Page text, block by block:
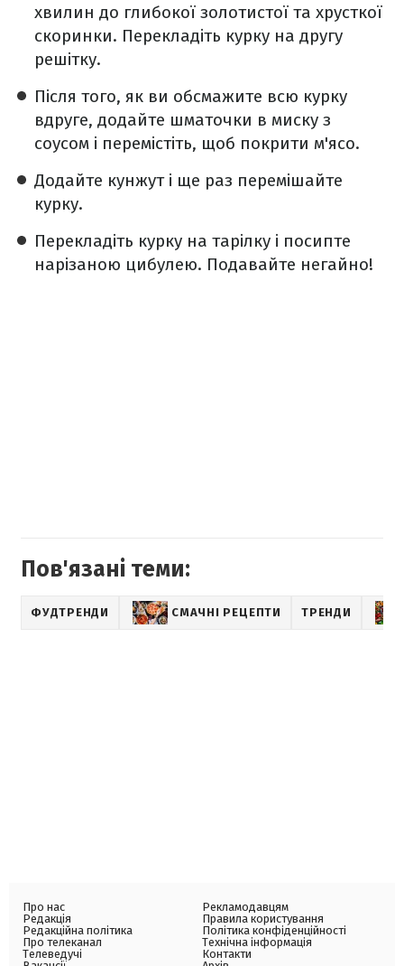
хвилин до глибокої золотистої та хрусткої
скоринки. Перекладіть курку на другу
решітку.
Після того, як ви обсмажите всю курку
вдруге, додайте шматочки в миску з
соусом і перемістіть, щоб покрити м'ясо.
Додайте кунжут і ще раз перемішайте
курку.
Перекладіть курку на тарілку і посипте
нарізаною цибулею. Подавайте негайно!
Пов'язані теми:
ФУДТРЕНДИ СМАЧНІ РЕЦЕПТИ ТРЕНДИ
Про нас
Редакція
Редакційна політика
Про телеканал
Телеведучі
Рекламодавцям
Правила користування
Політика конфіденційності
Технічна інформація
Контакти